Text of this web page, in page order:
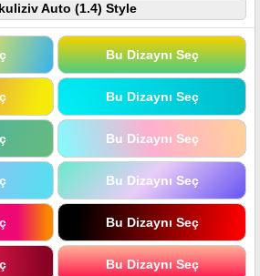
Auto (1.4) Style
Bu Dizaynı Seç
Bu Dizaynı Seç
Bu Dizaynı Seç
Bu Dizaynı Seç
Bu Dizaynı Seç
Bu Dizaynı Seç